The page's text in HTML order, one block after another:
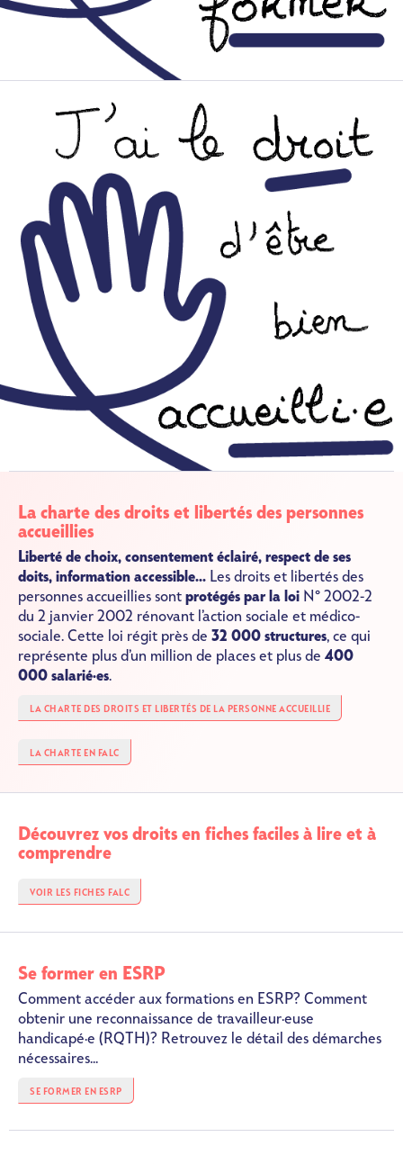
La charte des droits et libertés des personnes
accueillies
Liberté de choix, consentement éclairé, respect de ses
doits, information accessible... Les droits et libertés des
personnes accueillies sont protégés par la loi N° 2002-2
du 2 janvier 2002 rénovant l’action sociale et médico-
sociale. Cette loi régit près de 32 000 structures, ce qui
représente plus d’un million de places et plus de 400
000 salarié·es.
LA CHARTE DES DROITS ET LIBERTÉS DE LA PERSONNE ACCUEILLIE
LA CHARTE EN FALC
Découvrez vos droits en fiches faciles à lire et à
comprendre
VOIR LES FICHES FALC
Se former en ESRP
Comment accéder aux formations en ESRP? Comment
obtenir une reconnaissance de travailleur·euse
handicapé·e (RQTH)? Retrouvez le détail des démarches
nécessaires...
SE FORMER EN ESRP